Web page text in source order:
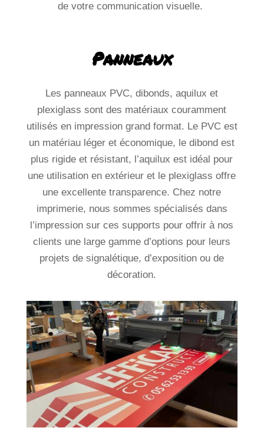
de votre communication visuelle.
Les panneaux PVC, dibonds, aquilux et
plexiglass sont des matériaux couramment
utilisés en impression grand format. Le PVC est
un matériau léger et économique, le dibond est
plus rigide et résistant, l’aquilux est idéal pour
une utilisation en extérieur et le plexiglass offre
une excellente transparence. Chez notre
imprimerie, nous sommes spécialisés dans
l’impression sur ces supports pour offrir à nos
clients une large gamme d’options pour leurs
projets de signalétique, d’exposition ou de
décoration.